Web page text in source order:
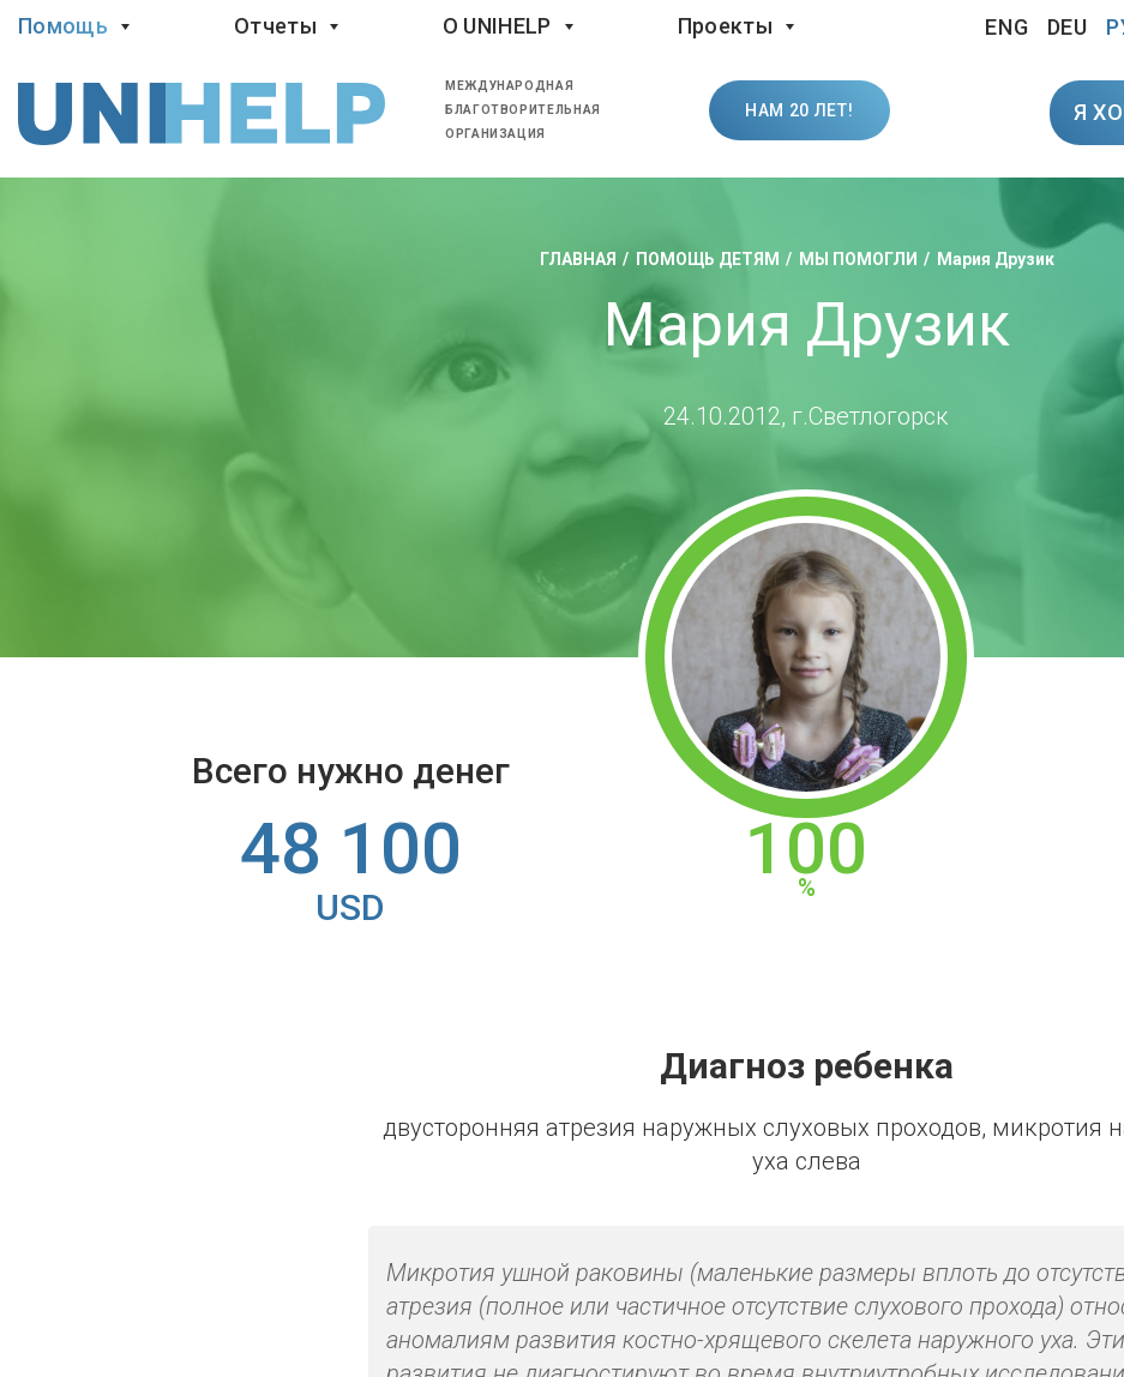
Помощь Отчеты O UNIHELP Проекты ENG DEU
МЕЖДУНАРОДНАЯ
БЛАГОТВОРИТЕЛЬНАЯ
ОРГАНИЗАЦИЯ
НАМ 20 ЛЕТ! Я
ГЛАВНАЯ ПОМОЩЬ ДЕТЯМ МЫ ПОМОГЛИ Мария Друзик
Мария Друзик
24.10.2012, г.Светлогорск
100
Всего нужно денег
48 100
USD
Диагноз ребенка
двусторонняя атрезия наружных слуховых проходов, микротия
уха слева
Микротия ушной раковины (маленькие размеры вплоть до
атрезия (полное или частичное отсутствие слухового прохода)
аномалиям развития костно-хрящевого скелета наружного уха.